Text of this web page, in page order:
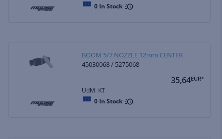
0 In Stock
BOOM 5/7 NOZZLE 12mm CENTER
45030068 / 5275068
35,64EUR*
UdM: KT
0 In Stock